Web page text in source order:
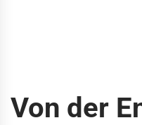
Von der